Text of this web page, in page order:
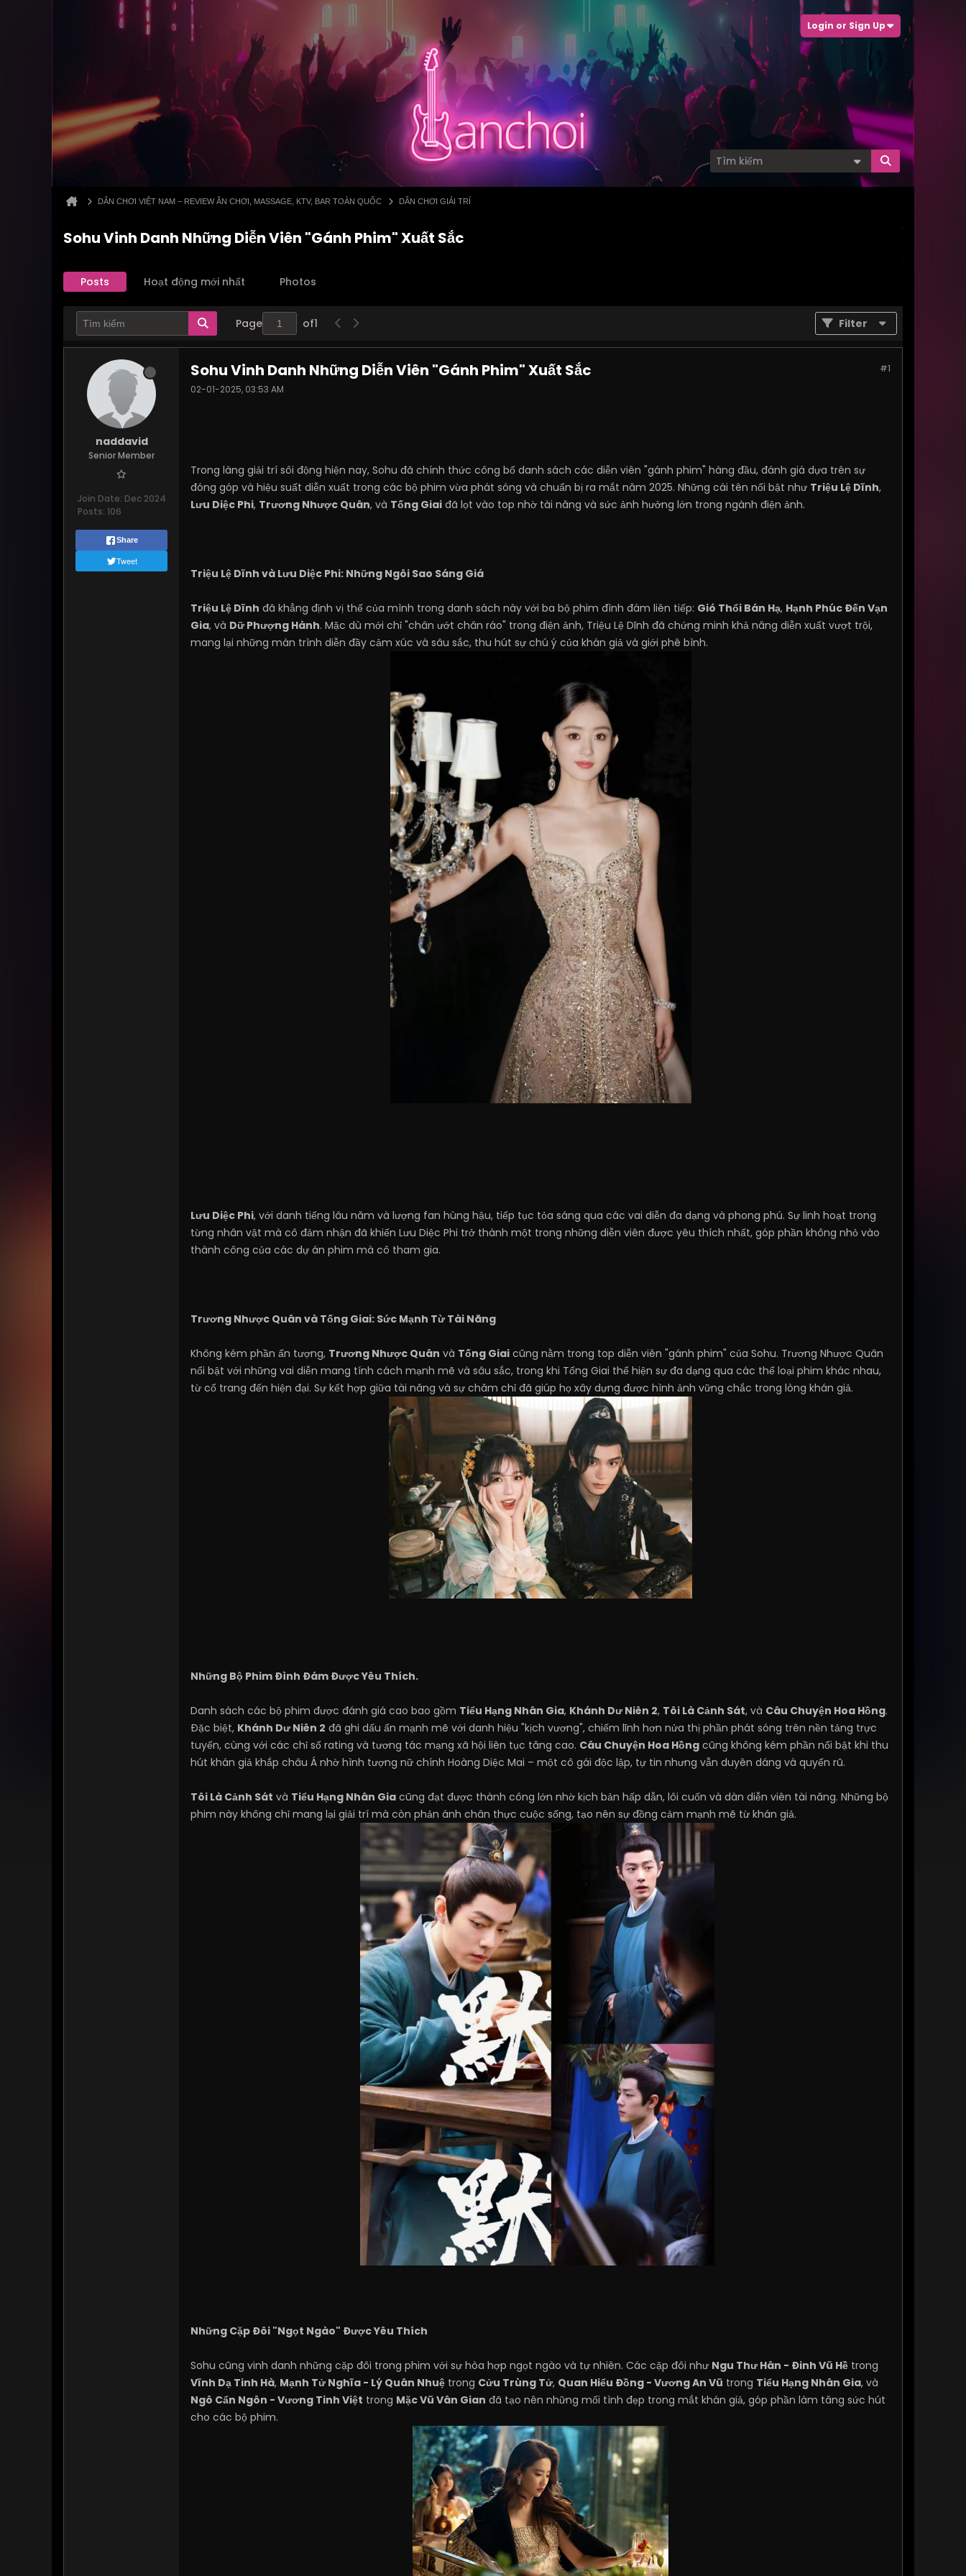
Login or Sign Up
DÂN CHƠI VIỆT NAM – REVIEW ĂN CHƠI, MASSAGE, KTV, BAR TOÀN QUỐC DÂN CHƠI GIẢI TRÍ
Sohu Vinh Danh Những Diễn Viên "Gánh Phim" Xuất Sắc
Posts Hoạt động mới nhất Photos
Page of1 Filter
naddavid
Senior Member
Join Date: Dec 2024
Posts: 106
Share
Tweet
#1
Sohu Vinh Danh Những Diễn Viên "Gánh Phim" Xuất Sắc
02-01-2025, 03:53 AM
Trong làng giải trí sôi động hiện nay, Sohu đã chính thức công bố danh sách các diễn viên "gánh phim" hàng đầu, đánh giá dựa trên sự
đóng góp và hiệu suất diễn xuất trong các bộ phim vừa phát sóng và chuẩn bị ra mắt năm 2025. Những cái tên nổi bật như Triệu Lệ Dĩnh,
Lưu Diệc Phi, Trương Nhược Quân, và Tống Giai đã lọt vào top nhờ tài năng và sức ảnh hưởng lớn trong ngành điện ảnh.
Triệu Lệ Dĩnh và Lưu Diệc Phi: Những Ngôi Sao Sáng Giá
Triệu Lệ Dĩnh đã khẳng định vị thế của mình trong danh sách này với ba bộ phim đình đám liên tiếp: Gió Thổi Bán Hạ, Hạnh Phúc Đến Vạn
Gia, và Dữ Phượng Hành. Mặc dù mới chỉ "chân ướt chân ráo" trong điện ảnh, Triệu Lệ Dĩnh đã chứng minh khả năng diễn xuất vượt trội,
mang lại những màn trình diễn đầy cảm xúc và sâu sắc, thu hút sự chú ý của khán giả và giới phê bình.
Lưu Diệc Phi, với danh tiếng lâu năm và lượng fan hùng hậu, tiếp tục tỏa sáng qua các vai diễn đa dạng và phong phú. Sự linh hoạt trong
từng nhân vật mà cô đảm nhận đã khiến Lưu Diệc Phi trở thành một trong những diễn viên được yêu thích nhất, góp phần không nhỏ vào
thành công của các dự án phim mà cô tham gia.
Trương Nhược Quân và Tống Giai: Sức Mạnh Từ Tài Năng
Không kém phần ấn tượng, Trương Nhược Quân và Tống Giai cũng nằm trong top diễn viên "gánh phim" của Sohu. Trương Nhược Quân
nổi bật với những vai diễn mang tính cách mạnh mẽ và sâu sắc, trong khi Tống Giai thể hiện sự đa dạng qua các thể loại phim khác nhau,
từ cổ trang đến hiện đại. Sự kết hợp giữa tài năng và sự chăm chỉ đã giúp họ xây dựng được hình ảnh vững chắc trong lòng khán giả.
Những Bộ Phim Đình Đám Được Yêu Thích.
Danh sách các bộ phim được đánh giá cao bao gồm Tiểu Hạng Nhân Gia, Khánh Dư Niên 2, Tôi Là Cảnh Sát, và Câu Chuyện Hoa Hồng.
Đặc biệt, Khánh Dư Niên 2 đã ghi dấu ấn mạnh mẽ với danh hiệu "kịch vương", chiếm lĩnh hơn nửa thị phần phát sóng trên nền tảng trực
tuyến, cùng với các chỉ số rating và tương tác mạng xã hội liên tục tăng cao. Câu Chuyện Hoa Hồng cũng không kém phần nổi bật khi thu
hút khán giả khắp châu Á nhờ hình tượng nữ chính Hoàng Diệc Mai – một cô gái độc lập, tự tin nhưng vẫn duyên dáng và quyến rũ.
Tôi Là Cảnh Sát và Tiểu Hạng Nhân Gia cũng đạt được thành công lớn nhờ kịch bản hấp dẫn, lôi cuốn và dàn diễn viên tài năng. Những bộ
phim này không chỉ mang lại giải trí mà còn phản ánh chân thực cuộc sống, tạo nên sự đồng cảm mạnh mẽ từ khán giả.
Những Cặp Đôi "Ngọt Ngào" Được Yêu Thích
Sohu cũng vinh danh những cặp đôi trong phim với sự hòa hợp ngọt ngào và tự nhiên. Các cặp đôi như Ngu Thư Hân - Đinh Vũ Hề trong
Vĩnh Dạ Tinh Hà, Mạnh Tử Nghĩa - Lý Quân Nhuệ trong Cửu Trùng Tử, Quan Hiểu Đồng - Vương An Vũ trong Tiểu Hạng Nhân Gia, và
Ngô Cẩn Ngôn - Vương Tinh Việt trong Mặc Vũ Vân Gian đã tạo nên những mối tình đẹp trong mắt khán giả, góp phần làm tăng sức hút
cho các bộ phim.